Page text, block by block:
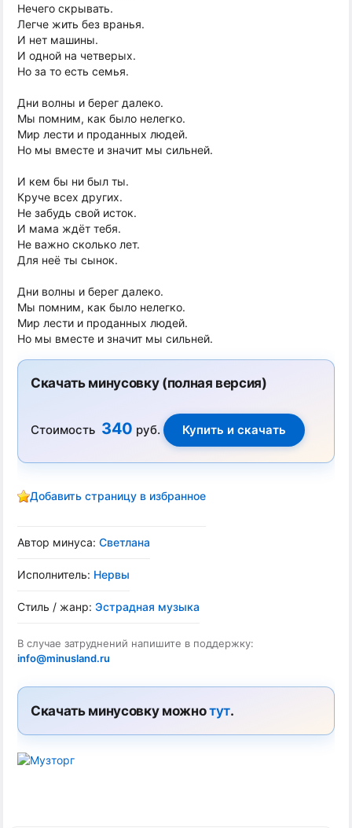
Нечего скрывать.
Легче жить без вранья.
И нет машины.
И одной на четверых.
Но за то есть семья.
Дни волны и берег далеко.
Мы помним, как было нелегко.
Мир лести и проданных людей.
Но мы вместе и значит мы сильней.
И кем бы ни был ты.
Круче всех других.
Не забудь свой исток.
И мама ждёт тебя.
Не важно сколько лет.
Для неё ты сынок.
Дни волны и берег далеко.
Мы помним, как было нелегко.
Мир лести и проданных людей.
Но мы вместе и значит мы сильней.
Скачать минусовку (полная версия)
Стоимость 340 руб.
Добавить страницу в избранное
Автор минуса: Светлана
Исполнитель: Нервы
Стиль / жанр: Эстрадная музыка
В случае затруднений напишите в поддержку:
info@minusland.ru
Скачать минусовку можнотут.